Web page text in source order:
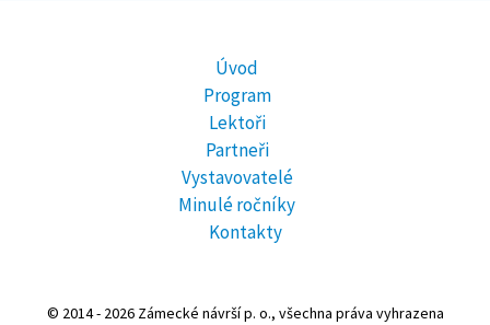
Úvod
Program
Lektoři
Partneři
Vystavovatelé
Minulé ročníky
Kontakty
© 2014 - 2026 Zámecké návrší p. o., všechna práva vyhrazena